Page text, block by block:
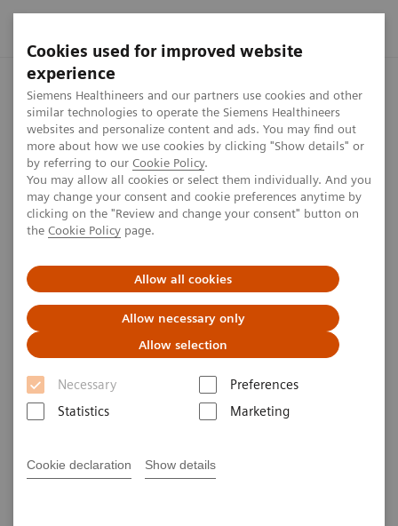
Cookies used for improved website
experience
Siemens Healthineers and our partners use cookies and other
similar technologies to operate the Siemens Healthineers
websites and personalize content and ads. You may find out
more about how we use cookies by clicking "Show details" or
by referring to our Cookie Policy.
You may allow all cookies or select them individually. And you
may change your consent and cookie preferences anytime by
clicking on the "Review and change your consent" button on
the Cookie Policy page.
Allow all cookies
Allow necessary only
Allow selection
Necessary
Preferences
Statistics
Marketing
Cookie declaration Show details
Startseite Presse Center Presseinformationen Siemens
Press release
Siemens Healthineers stellt
Syngo Carbon vor: Eine
unternehmensweite
Softwareumgebung für die
klinische Bild- und
Befunderstellung